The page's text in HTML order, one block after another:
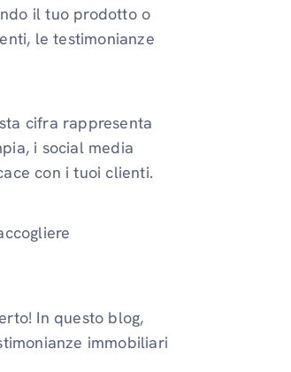
il tuo prodotto o
le testimonianze
cifra rappresenta
i social media
con i tuoi clienti.
In questo blog,
immobiliari